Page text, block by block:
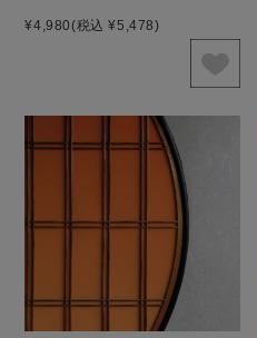
¥4,980(税込 ¥5,478)